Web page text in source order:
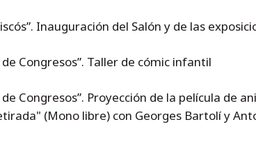
Inauguración del Salón y de las
de Congresos”. Taller de cómic infantil
de Congresos”. Proyección de la película de
(Mono libre) con Georges Bartolí y